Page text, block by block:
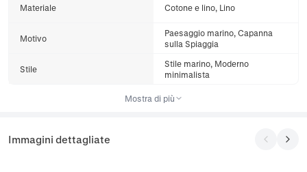
Materiale Cotone e lino, Lino
Motivo
Paesaggio marino, Capanna
sulla Spiaggia
Stile
Stile marino, Moderno
minimalista
Mostra di più
Immagini dettagliate